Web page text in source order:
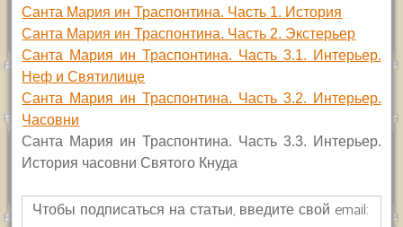
Санта Мария ин Траспонтина. Часть 1. История
Санта Мария ин Траспонтина. Часть 2. Экстерьер
Санта Мария ин Траспонтина. Часть 3.1. Интерьер.
Неф и Святилище
Санта Мария ин Траспонтина. Часть 3.2. Интерьер.
Часовни
Санта Мария ин Траспонтина. Часть 3.3. Интерьер.
История часовни Святого Кнуда
Чтобы подписаться на статьи, введите свой email: